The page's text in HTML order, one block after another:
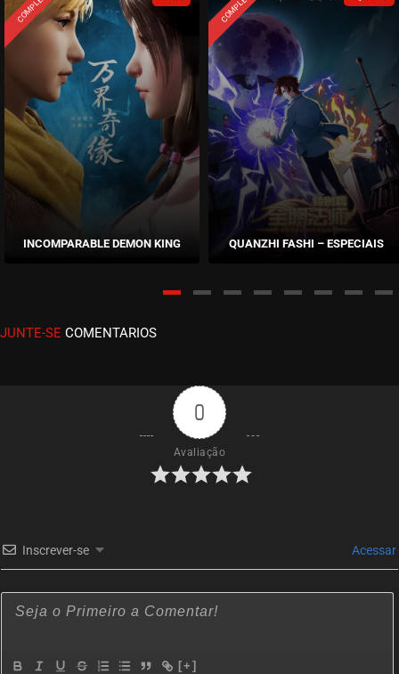
ASSISTIDO
EPISÓDIO 05
outubro 11, 2020
ASSISTIDO
EPISÓDIO 04
EPISÓDIO 03
ASSISTIDO
EPISÓDIO 01
outubro 11, 2020
INCOMPARABLE DEMON KING QUANZHI FASHI – ESPECIAIS
JUNTE-SE COMENTARIOS
0
Avaliação
Inscrever-se Acessar
[+]